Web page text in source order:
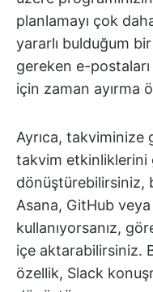
planlamayı çok
yararlı bulduğum
gereken e-
için zaman ayırma
Ayrıca, takviminize
takvim etkinliklerini
dönüştürebilirsiniz,
Asana, GitHub
kullanıyorsanız,
içe aktarabilirsiniz.
özellik, Slack